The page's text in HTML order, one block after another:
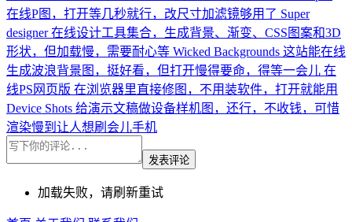
在线P图，打开等几秒就行，改尺寸加滤镜够用了 Super
designer 在线设计工具集合，生成背景、渐变、CSS图案和3D
形状，但加载慢，需要耐心等 Wicked Backgrounds 这站能在线
生成波浪背景图，挺好看，但打开慢得要命，得等一会儿 在
线PS网页版 在浏览器里直接修图，不用装软件，打开就能用
Device Shots 给演示文稿做设备样机图，还行，不收钱，可惜
渲染慢到让人想刷会儿手机
发表评论
加载失败，请刷新重试